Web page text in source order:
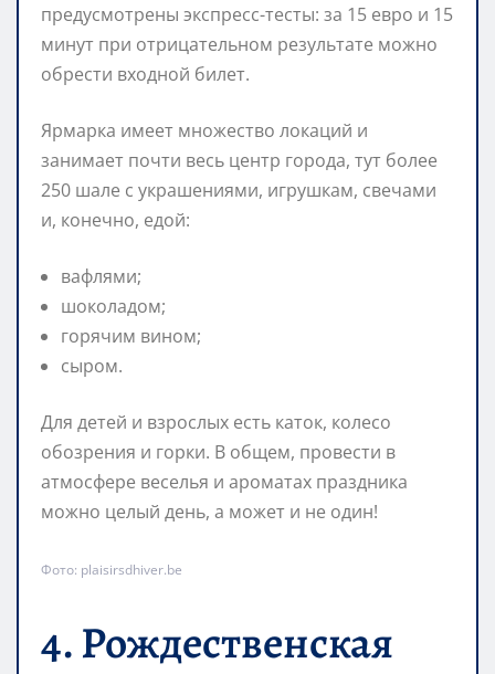
предусмотрены экспресс-тесты: за 15 евро и 15
минут при отрицательном результате можно
обрести входной билет.
Ярмарка имеет множество локаций и
занимает почти весь центр города, тут более
250 шале с украшениями, игрушкам, свечами
и, конечно, едой:
вафлями;
шоколадом;
горячим вином;
сыром.
Для детей и взрослых есть каток, колесо
обозрения и горки. В общем, провести в
атмосфере веселья и ароматах праздника
можно целый день, а может и не один!
Фото: plaisirsdhiver.be
4. Рождественская